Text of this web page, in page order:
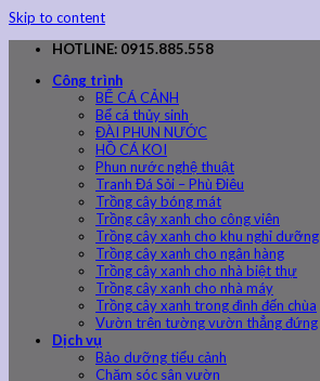
Skip to content
HOTLINE: 0915.885.558
Công trình
BỂ CÁ CẢNH
Bể cá thủy sinh
ĐÀI PHUN NƯỚC
HỒ CÁ KOI
Phun nước nghệ thuật
Tranh Đá Sỏi – Phù Điêu
Trồng cây bóng mát
Trồng cây xanh cho công viên
Trồng cây xanh cho khu nghỉ dưỡng
Trồng cây xanh cho ngân hàng
Trồng cây xanh cho nhà biệt thự
Trồng cây xanh cho nhà máy
Trồng cây xanh trong đình đến chùa
Vườn trên tường vườn thẳng đứng
Dịch vụ
Bảo dưỡng tiểu cảnh
Chăm sóc sân vườn